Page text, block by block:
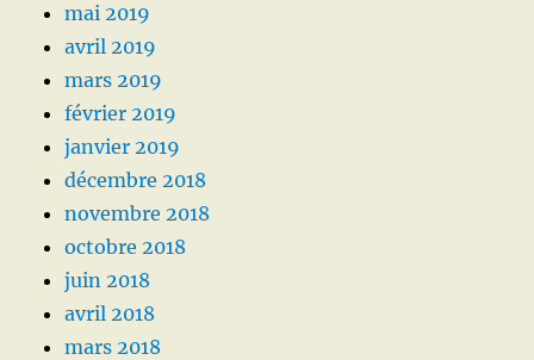
mai 2019
avril 2019
mars 2019
février 2019
janvier 2019
décembre 2018
novembre 2018
octobre 2018
juin 2018
avril 2018
mars 2018